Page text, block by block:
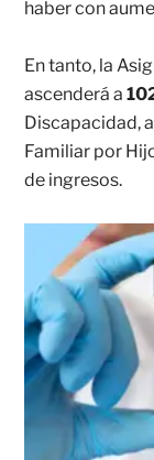
haber con
En tanto, la
ascenderá a
Discapacidad,
Familiar por
de ingresos.